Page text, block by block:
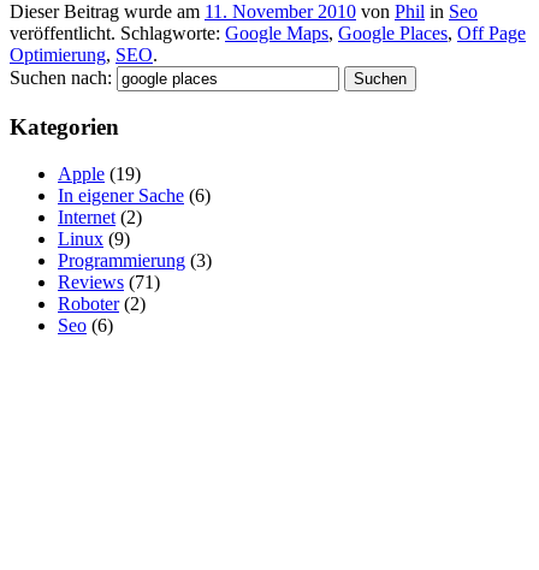
Dieser Beitrag wurde am 11. November 2010 von Phil in Seo
veröffentlicht. Schlagworte: Google Maps, Google Places, Off Page
Optimierung, SEO.
Suchen nach:
Kategorien
Apple (19)
In eigener Sache (6)
Internet (2)
Linux (9)
Programmierung (3)
Reviews (71)
Roboter(2)
Seo (6)